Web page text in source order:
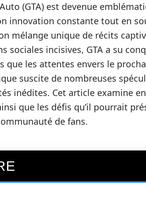
(GTA) est devenue
innovation constante tout en
mélange unique de récits
sociales incisives, GTA a su
que les attentes envers le
suscite de nombreuses
inédites. Cet article examine
que les défis qu’il pourrait
de fans.